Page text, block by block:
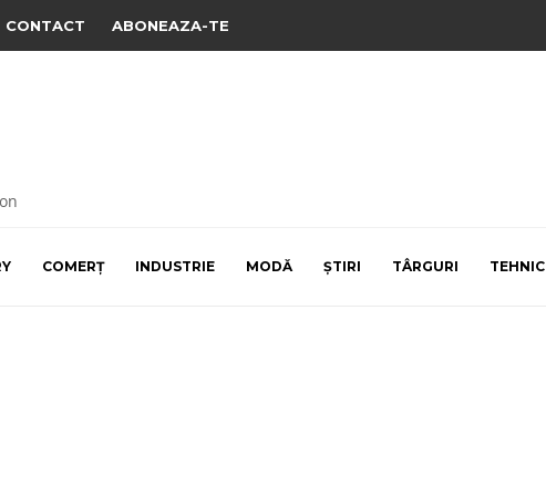
CONTACT ABONEAZA-TE
COMERȚ INDUSTRIE MODĂ ȘTIRI TÂRGURI TEHNIC